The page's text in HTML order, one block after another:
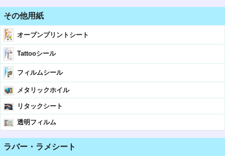
その他用紙
オーブンプリントシート
Tattooシール
フィルムシール
メタリックホイル
リタックシート
透明フィルム
ラバー・ラメシート